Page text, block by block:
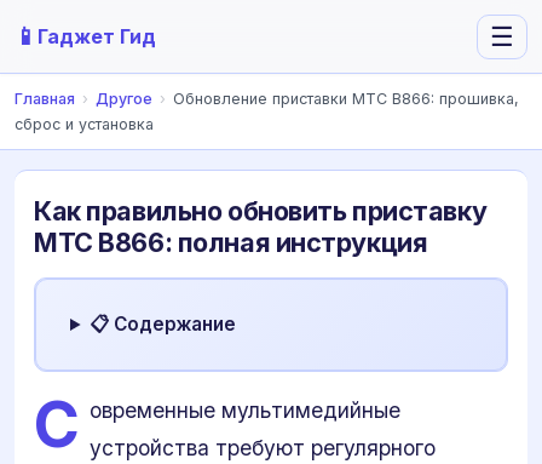
📱 Гаджет Гид ☰
Главная › Другое › Обновление приставки МТС B866: прошивка,
сброс и установка
Как правильно обновить приставку
МТС B866: полная инструкция
📋 Содержание
С овременные мультимедийные
устройства требуют регулярного